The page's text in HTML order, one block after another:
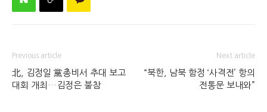
Previous article
北, 김정일 黨총비서 추대 보고
대회 개최…김정은 불참
Next article
“북한, 남북 함정 ‘사격전’ 항의
전통문 보내와”